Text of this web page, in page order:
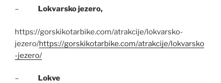
– Lokvarsko jezero,
https://gorskikotarbike.com/atrakcije/lokvarsko-
jezero/https://gorskikotarbike.com/atrakcije/lokvarsko
-jezero/
– Lokve